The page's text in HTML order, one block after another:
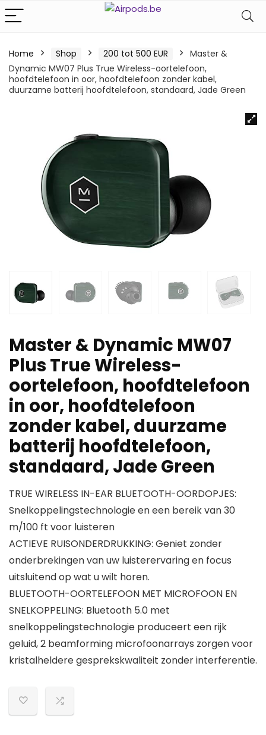
Home Shop 200 tot 500 EUR
Master &
Dynamic MW07 Plus True Wireless-oortelefoon,
hoofdtelefoon in oor, hoofdtelefoon zonder kabel,
duurzame batterij hoofdtelefoon, standaard, Jade Green
Master & Dynamic MW07
Plus True Wireless-
oortelefoon, hoofdtelefoon
in oor, hoofdtelefoon
zonder kabel, duurzame
batterij hoofdtelefoon,
standaard, Jade Green
TRUE WIRELESS IN-EAR BLUETOOTH-OORDOPJES:
Snelkoppelingstechnologie en een bereik van 30
m/100 ft voor luisteren
ACTIEVE RUISONDERDRUKKING: Geniet zonder
onderbrekingen van uw luisterervaring en focus
uitsluitend op wat u wilt horen.
BLUETOOTH-OORTELEFOON MET MICROFOON EN
SNELKOPPELING: Bluetooth 5.0 met
snelkoppelingstechnologie produceert een rijk
geluid, 2 beamforming microfoonarrays zorgen voor
kristalheldere gesprekskwaliteit zonder interferentie.